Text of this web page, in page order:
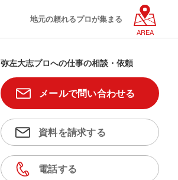
地元の頼れるプロが集まる
AREA
弥左大志プロへの仕事の相談・依頼
メールで問い合わせる
資料を請求する
電話する